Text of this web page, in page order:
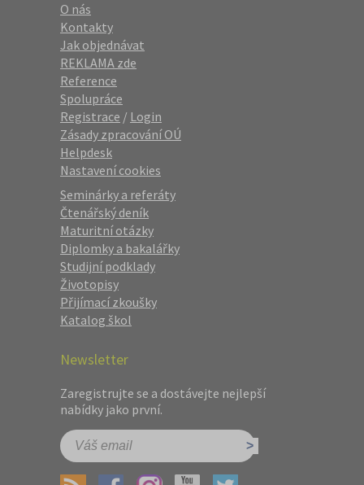
O nás
Kontakty
Jak objednávat
REKLAMA zde
Reference
Spolupráce
Registrace / Login
Zásady zpracování OÚ
Helpdesk
Nastavení cookies
Seminárky a referáty
Čtenářský deník
Maturitní otázky
Diplomky a bakalářky
Studijní podklady
Životopisy
Přijímací zkoušky
Katalog škol
Newsletter
Zaregistrujte se a dostávejte nejlepší
nabídky jako první.